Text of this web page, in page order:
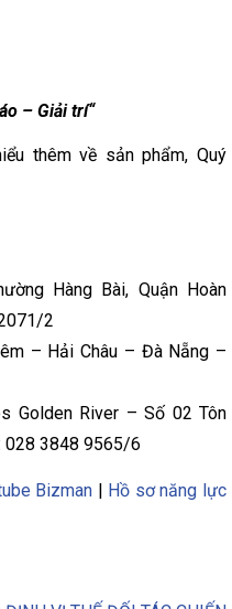
– Giải trí“
thêm về sản phẩm, Quý
Hàng Bài, Quận Hoàn
2
– Hải Châu – Đà Nẵng –
Golden River – Số 02 Tôn
028 3848 9565/6
Bizman | Hồ sơ năng lực